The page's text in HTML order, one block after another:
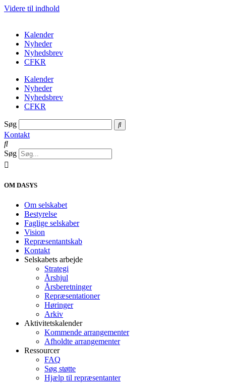
Videre til indhold
Kalender
Nyheder
Nyhedsbrev
CFKR
Kalender
Nyheder
Nyhedsbrev
CFKR
Søg
Kontakt
Søg
OM DASYS
Om selskabet
Bestyrelse
Faglige selskaber
Vision
Repræsentantskab
Kontakt
Selskabets arbejde
Strategi
Årshjul
Årsberetninger
Repræsentationer
Høringer
Arkiv
Aktivitetskalender
Kommende arrangementer
Afholdte arrangementer
Ressourcer
FAQ
Søg støtte
Hjælp til repræsentanter